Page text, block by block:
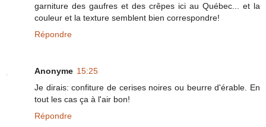
garniture des gaufres et des crêpes ici au Québec... et la
couleur et la texture semblent bien correspondre!
Répondre
Anonyme 15:25
Je dirais: confiture de cerises noires ou beurre d'érable. En
tout les cas ça à l'air bon!
Répondre